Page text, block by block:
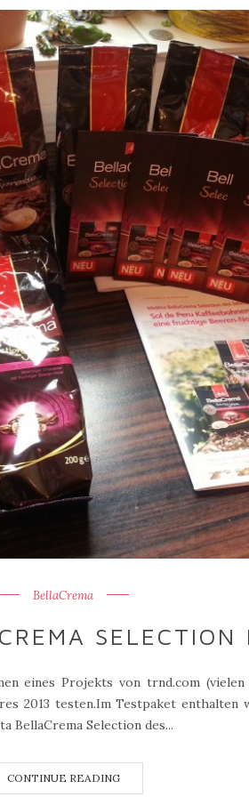
BellaCrema
SELECTION
eines Projekts von trnd.com (vielen
2013 testen.Im Testpaket enthalten
BellaCrema Selection des...
CONTINUE READING